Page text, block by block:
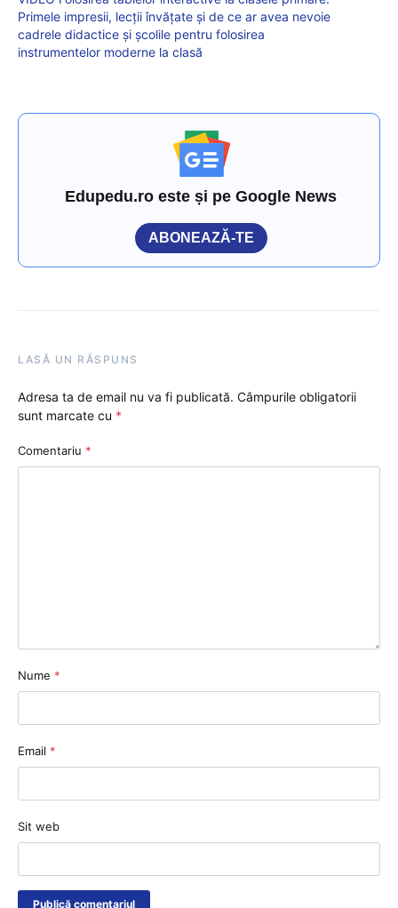
Primele impresii, lecții învățate și de ce ar avea nevoie
cadrele didactice și școlile pentru folosirea
instrumentelor moderne la clasă
Edupedu.ro este și pe Google News
ABONEAZĂ-TE
LASĂ UN RĂSPUNS
Adresa ta de email nu va fi publicată. Câmpurile obligatorii
sunt marcate cu *
Comentariu *
Nume *
Email *
Sit web